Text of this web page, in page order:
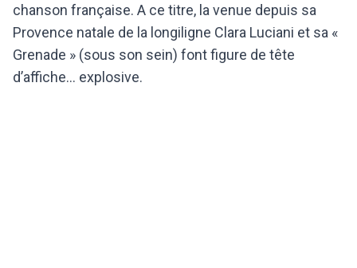
chanson française. A ce titre, la venue depuis sa
Provence natale de la longiligne Clara Luciani et sa «
Grenade » (sous son sein) font figure de tête
d’affiche… explosive.